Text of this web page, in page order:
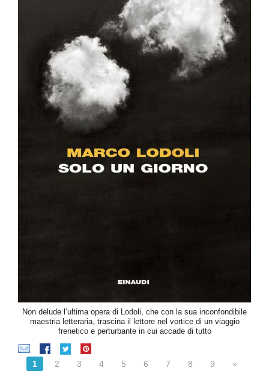
Non delude l’ultima opera di Lodoli, che con la sua inconfondibile
maestria letteraria, trascina il lettore nel vortice di un viaggio
frenetico e perturbante in cui accade di tutto
1 2 3 4 5 6 7 8 9 »